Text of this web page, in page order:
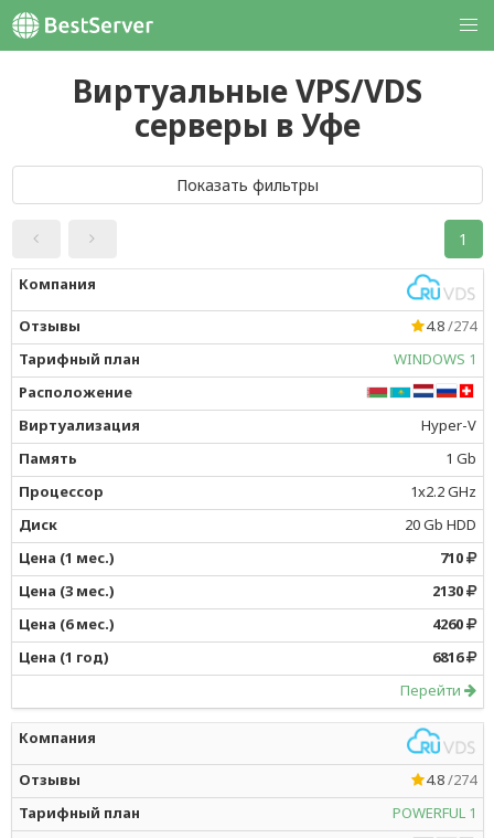
Виртуальные VPS/VDS
серверы в Уфе
Показать фильтры
1
4.8/274
WINDOWS 1
Hyper-V
1 Gb
1x2.2 GHz
20 Gb HDD
710
2130
4260
6816
Перейти
4.8/274
POWERFUL 1